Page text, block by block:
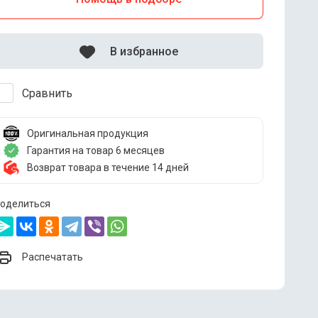
Сравнить
В избранное
Оригинальная продукция
Гарантия на товар 6 месяцев
Возврат товара в течение 14 дней
Распечатать